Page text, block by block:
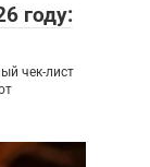
году:
чек-лист